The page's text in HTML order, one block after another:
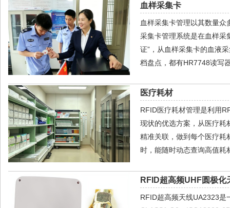
血样采集卡
血样采集卡管理以其数量
采集卡管理系统是在血样采
证”，从血样采集卡的血液
档盘点，都有HR7748读写
医疗耗材
RFID医疗耗材管理是利用
现状的优选方案，从医疗耗
精准关联，做到每个医疗耗
时，能随时动态查询高值耗
RFID超高频UHF圆极化
RFID超高频天线UA2323是